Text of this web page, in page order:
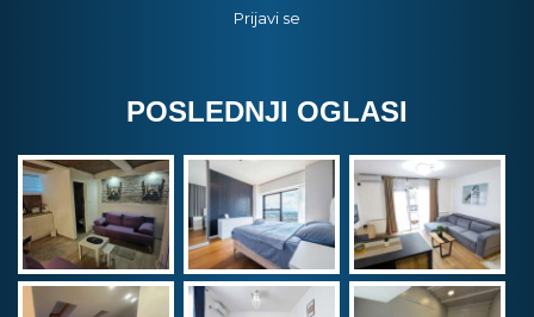
Prijavi se
POSLEDNJI OGLASI